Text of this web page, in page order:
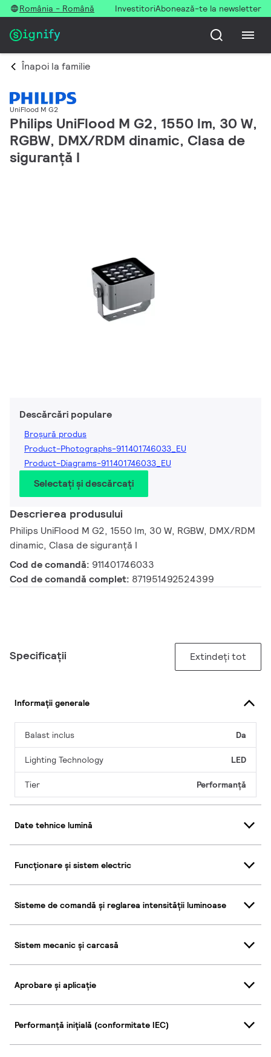
România - Română InvestitoriAbonează-te la newsletter
Înapoi la familie
UniFlood M G2
Philips UniFlood M G2, 1550 lm, 30 W,
RGBW, DMX/RDM dinamic, Clasa de
siguranță I
Descărcări populare
Broșură produs
Product-Photographs-911401746033_EU
Product-Diagrams-911401746033_EU
Selectați și descărcați
Descrierea produsului
Philips UniFlood M G2, 1550 lm, 30 W, RGBW, DMX/RDM
dinamic, Clasa de siguranță I
Cod de comandă: 911401746033
Cod de comandă complet: 871951492524399
Specificații Extindeți tot
Informații generale
Balast inclus Da
Lighting Technology LED
Tier Performanță
Date tehnice lumină
Funcționare și sistem electric
Sisteme de comandă și reglarea intensității luminoase
Sistem mecanic și carcasă
Aprobare și aplicație
Performanță inițială (conformitate IEC)